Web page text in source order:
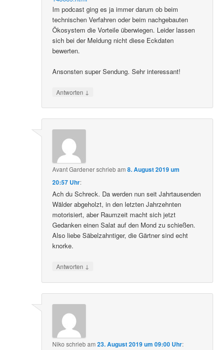
Im podcast ging es ja immer darum ob beim
technischen Verfahren oder beim nachgebauten
Ökosystem die Vorteile überwiegen. Leider lassen
sich bei der Meldung nicht diese Eckdaten
bewerten.
Ansonsten super Sendung. Sehr interessant!
Antworten ↓
Avant Gardenerschriebam8. August 2019 um
20:57 Uhr:
Ach du Schreck. Da werden nun seit Jahrtausenden
Wälder abgeholzt, in den letzten Jahrzehnten
motorisiert, aber Raumzeit macht sich jetzt
Gedanken einen Salat auf den Mond zu schießen.
Also liebe Säbelzahntiger, die Gärtner sind echt
knorke.
Antworten ↓
Niko schriebam23. August 2019 um 09:00 Uhr: